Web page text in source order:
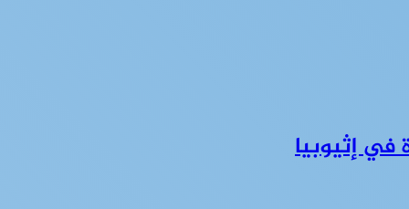
إثيوبيا